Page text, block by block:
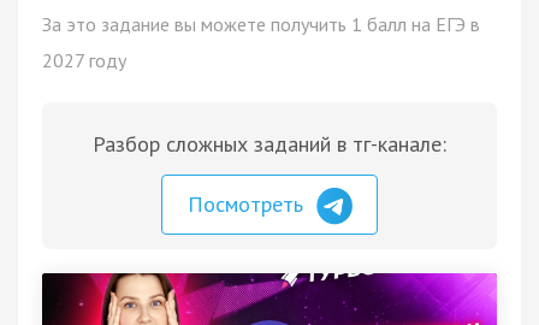
За это задание вы можете получить 1 балл на ЕГЭ в
2027 году
Разбор сложных заданий в тг-канале:
Посмотреть